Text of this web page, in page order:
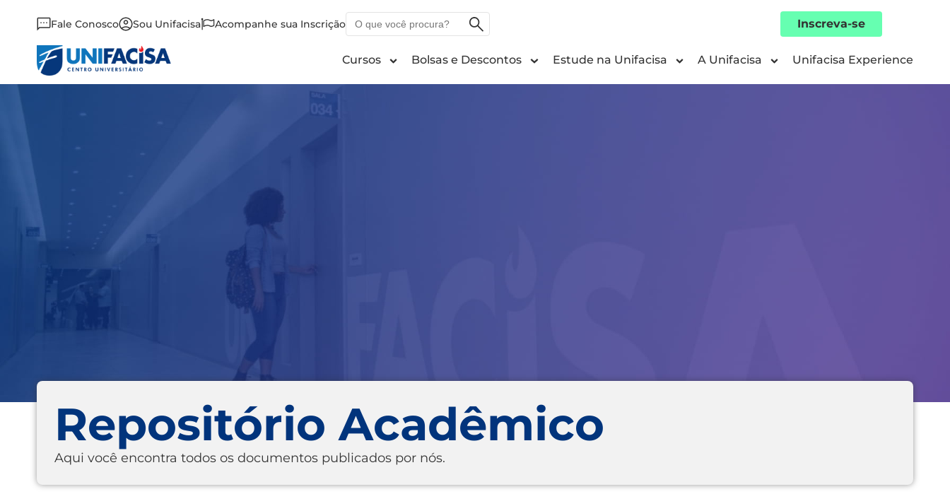
Fale Conosco Sou Unifacisa Acompanhe sua Inscrição
que
procura?
Inscreva-se
Cursos Bolsas e Descontos Estude na Unifacisa A Unifacisa Unifacisa Experience
Repositório Acadêmico
Aqui você encontra todos os documentos publicados por nós.